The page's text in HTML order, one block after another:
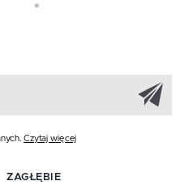
Czytaj więcej
ZAGŁĘBIE